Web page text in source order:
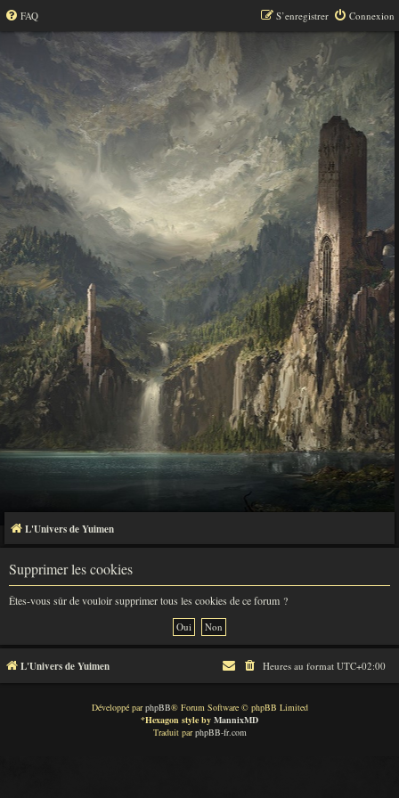
FAQ Connexion
S’enregistrer
L'Univers de Yuimen
Supprimer les cookies
Êtes-vous sûr de vouloir supprimer tous les cookies de ce forum ?
L'Univers de Yuimen Heures au format UTC+02:00
Développé parphpBB® Forum Software © phpBB Limited
*Hexagon style by MannixMD
Traduit parphpBB-fr.com